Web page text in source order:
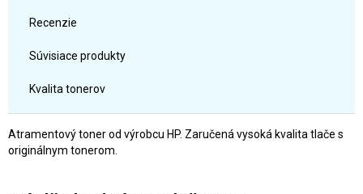
Recenzie
Súvisiace produkty
Kvalita tonerov
Atramentový toner od výrobcu HP. Zaručená vysoká kvalita tlače s
originálnym tonerom.